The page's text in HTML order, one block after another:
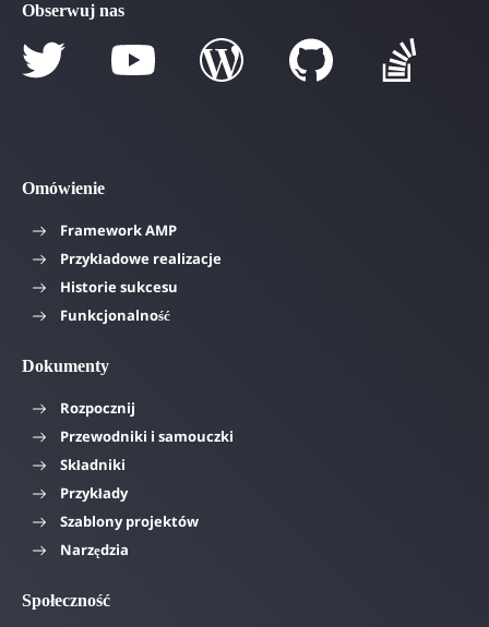
Obserwuj nas
Omówienie
Framework AMP
Przykładowe realizacje
Historie sukcesu
Funkcjonalność
Dokumenty
Rozpocznij
Przewodniki i samouczki
Składniki
Przykłady
Szablony projektów
Narzędzia
Społeczność